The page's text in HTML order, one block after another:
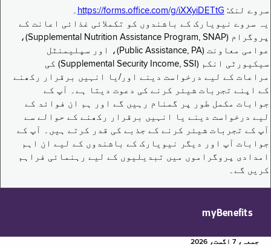
سروے لنک: https://forms.office.com/g/iXXyiDETtG ۔
یہ سروے نیویارک کے باشندوں کو تکملائی غذائی اعانت کے
پروگرام (Supplemental Nutrition Assistance Program, SNAP)،
عوامی معاونت (Public Assistance, PA)، اور سپلیمنٹل
سیکیورٹی انکم (Supplemental Security Income, SSI) کی
مراعات کے لیے درخواست دینے اور/یا انہیں برقرار رکھنے
کے اپنے تجربات شیئر کرنے کی دعوت دیتا ہے۔ آپ کے
جوابات مکمل طور پر گمنام رہیں گے اور ہم ان فوائد کے
لیے درخواست دینے یا انہیں برقرار رکھنے کے حوالے سے
آپ کے تجربات شیئر کرنے کے جذبے کی قدر کرتے ہیں۔ آپ کے
جوابات آپ اور دیگر نیویارک کے باشندوں کے لیے ان اہم
امدادی پروگراموں میں تبدیلیوں کے لیے رہنمائی فراہم
کریں گے۔
myBenefits
جمعہ، 7 اگست، 2026